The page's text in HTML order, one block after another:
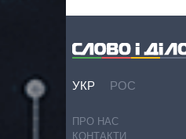
УКР РОС
ПРО НАС
КОНТАКТИ